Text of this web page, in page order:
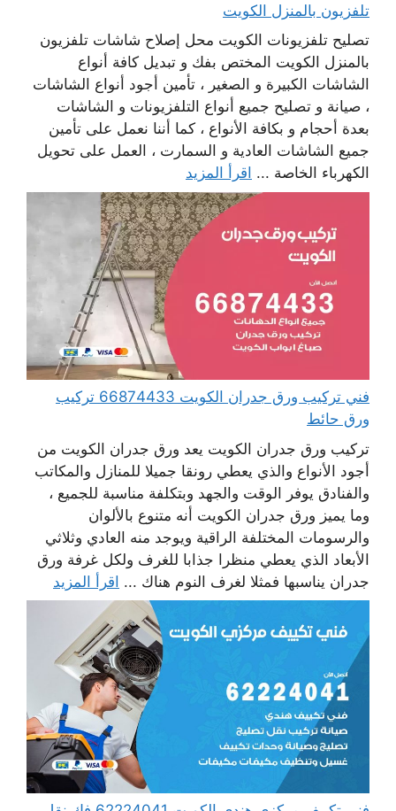
تلفزيون بالمنزل الكويت
تصليح تلفزيونات الكويت محل إصلاح شاشات تلفزيون
بالمنزل الكويت المختص بفك و تبديل كافة أنواع
الشاشات الكبيرة و الصغير ، تأمين أجود أنواع الشاشات
، صيانة و تصليح جميع أنواع التلفزيونات و الشاشات
بعدة أحجام و بكافة الأنواع ، كما أننا نعمل على تأمين
جميع الشاشات العادية و السمارت ، العمل على تحويل
الكهرباء الخاصة ... اقرأ المزيد
فني تركيب ورق جدران الكويت 66874433 تركيب
ورق حائط
تركيب ورق جدران الكويت يعد ورق جدران الكويت من
أجود الأنواع والذي يعطي رونقا جميلا للمنازل والمكاتب
والفنادق يوفر الوقت والجهد وبتكلفة مناسبة للجميع ،
وما يميز ورق جدران الكويت أنه متنوع بالألوان
والرسومات المختلفة الراقية ويوجد منه العادي وثلاثي
الأبعاد الذي يعطي منظرا جذابا للغرف ولكل غرفة ورق
جدران يناسبها فمثلا لغرف النوم هناك ... اقرأ المزيد